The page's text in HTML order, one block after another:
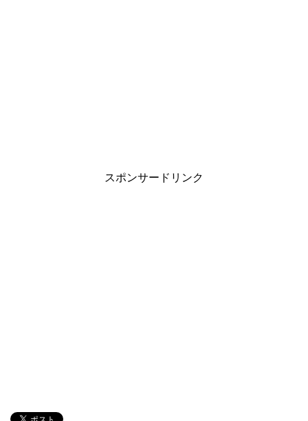
スポンサードリンク